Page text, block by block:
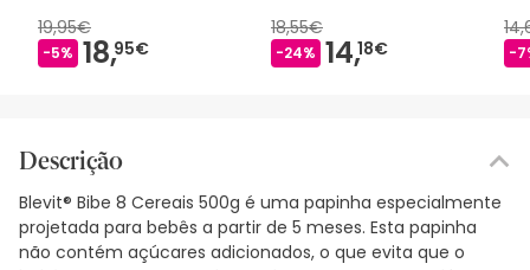
19,95€
-5% 18,95€
18,55€
-24% 14,18€ -
Descrição
Blevit® Bibe 8 Cereais 500g é uma papinha especialmente
projetada para bebês a partir de 5 meses. Esta papinha
não contém açúcares adicionados, o que evita que o